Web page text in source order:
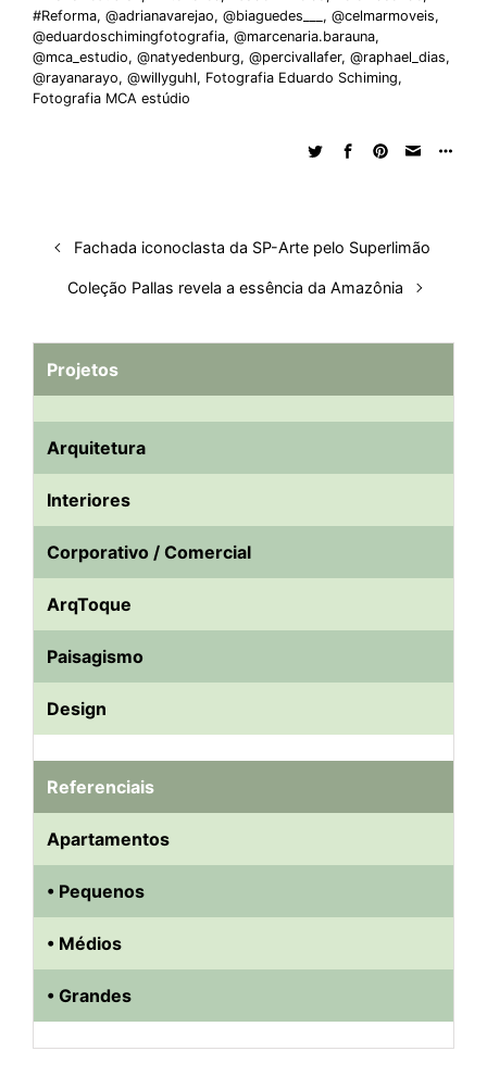
#Reforma, @adrianavarejao, @biaguedes___ , @celmarmoveis,
@eduardoschimingfotografia, @marcenaria.barauna,
@mca_estudio, @natyedenburg, @percivallafer, @raphael_dias,
@rayanarayo, @willyguhl, Fotografia Eduardo Schiming,
Fotografia MCA estúdio
Fachada iconoclasta da SP-Arte pelo Superlimão
Coleção Pallas revela a essência da Amazônia
Projetos
Arquitetura
Interiores
Corporativo / Comercial
ArqToque
Paisagismo
Design
Referenciais
Apartamentos
• Pequenos
• Médios
• Grandes